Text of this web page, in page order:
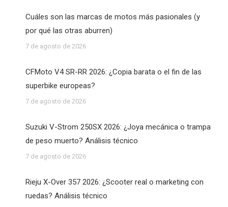
Cuáles son las marcas de motos más pasionales (y
por qué las otras aburren)
7 de agosto de 2026
CFMoto V4 SR-RR 2026: ¿Copia barata o el fin de las
superbike europeas?
7 de agosto de 2026
Suzuki V-Strom 250SX 2026: ¿Joya mecánica o trampa
de peso muerto? Análisis técnico
7 de agosto de 2026
Rieju X-Over 357 2026: ¿Scooter real o marketing con
ruedas? Análisis técnico